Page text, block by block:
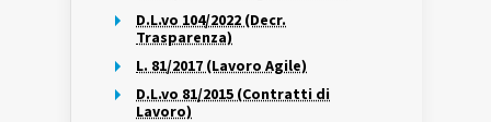
D.L.vo 104/2022 (Decr.
Trasparenza)
L. 81/2017 (Lavoro Agile)
D.L.vo 81/2015 (Contratti di
Lavoro)